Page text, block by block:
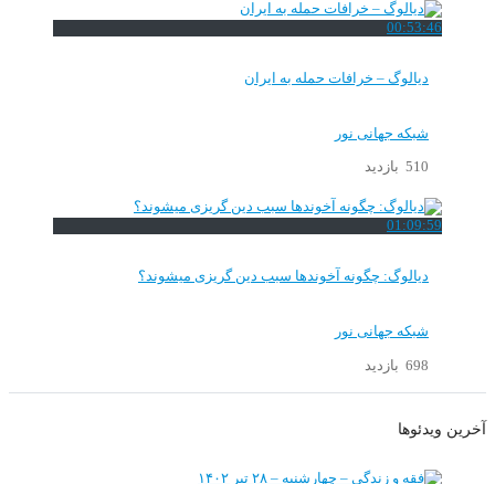
00:53:46
دیالوگ – خرافات حمله به ایران
شبکه جهانی نور
510 بازدید
01:09:59
دیالوگ: چگونه آخوندها سبب دین گریزی میشوند؟
شبکه جهانی نور
698 بازدید
آخرین ویدئوها